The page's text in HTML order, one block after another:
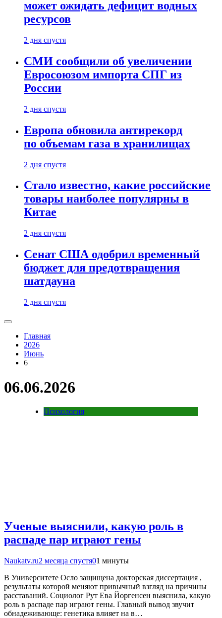
может ожидать дефицит водных
ресурсов
2 дня спустя
СМИ сообщили об увеличении
Евросоюзом импорта СПГ из
России
2 дня спустя
Европа обновила антирекорд
по объемам газа в хранилищах
2 дня спустя
Стало известно, какие российские
товары наиболее популярны в
Китае
2 дня спустя
Сенат США одобрил временный
бюджет для предотвращения
шатдауна
2 дня спустя
Главная
2026
Июнь
6
06.06.2026
Психология
Ученые выяснили, какую роль в
распаде пар играют гены
Naukatv.ru2 месяца спустя01 минуты
В Университете Осло защищена докторская диссертация ,
результаты которой меняют привычный взгляд на причины
расставаний. Социолог Рут Ева Йоргенсен выяснила, какую
роль в распаде пар играют гены. Главный вывод звучит
обнадеживающе: генетика влияет на в…